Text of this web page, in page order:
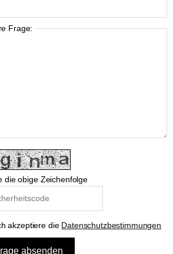
Frage:
die obige Zeichenfolge
akzeptiere die Datenschutzbestimmungen